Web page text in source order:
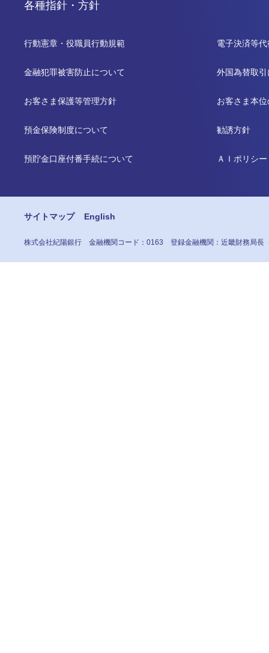
各種指針・方針
行動憲章・役職員行動規範
金融犯罪被害防止について
お客さま保護等管理方針
預金保険制度について
預貯金口座付番手続について
電子決済等
外国為替取
お客さま本
勧誘方針
ＡＩポリシー
サイトマップ English
株式会社紀陽銀行 金融機関コード：0163 登録金融機関：近畿財務局長